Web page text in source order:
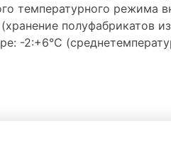
температурного режима
полуфабрикатов
-2:+6°С